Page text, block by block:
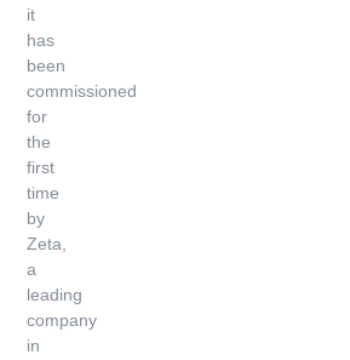
it
has
been
commissioned
for
the
first
time
by
Zeta,
a
leading
company
in